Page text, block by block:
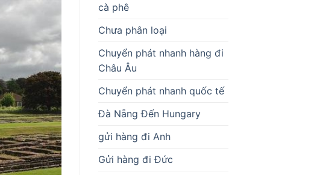
cà phê
Chưa phân loại
Chuyển phát nhanh hàng đi
Châu Âu
Chuyển phát nhanh quốc tế
Đà Nẵng Đến Hungary
gửi hàng đi Anh
Gửi hàng đi Đức